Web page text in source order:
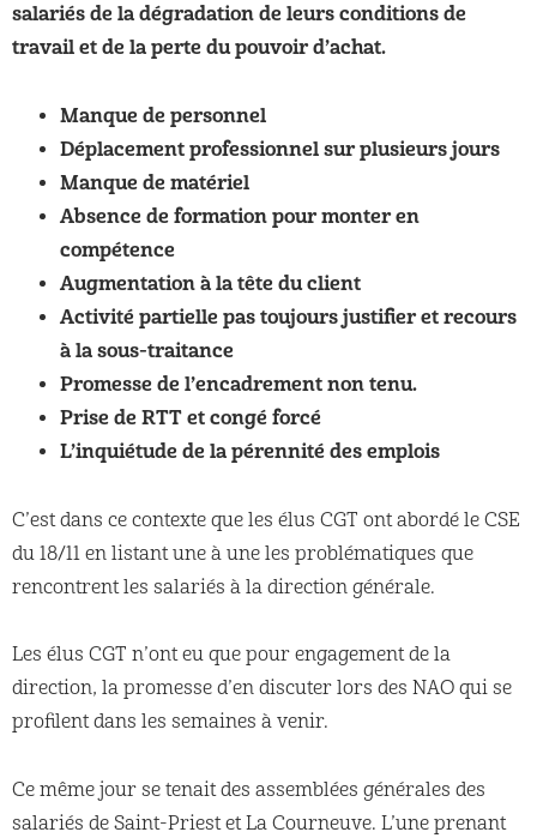
salariés de la dégradation de leurs conditions de
travail et de la perte du pouvoir d’achat.
Manque de personnel
Déplacement professionnel sur plusieurs jours
Manque de matériel
Absence de formation pour monter en
compétence
Augmentation à la tête du client
Activité partielle pas toujours justifier et recours
à la sous-traitance
Promesse de l’encadrement non tenu.
Prise de RTT et congé forcé
L’inquiétude de la pérennité des emplois
C’est dans ce contexte que les élus CGT ont abordé le CSE
du 18/11 en listant une à une les problématiques que
rencontrent les salariés à la direction générale.
Les élus CGT n’ont eu que pour engagement de la
direction, la promesse d’en discuter lors des NAO qui se
profilent dans les semaines à venir.
Ce même jour se tenait des assemblées générales des
salariés de Saint-Priest et La Courneuve. L’une prenant